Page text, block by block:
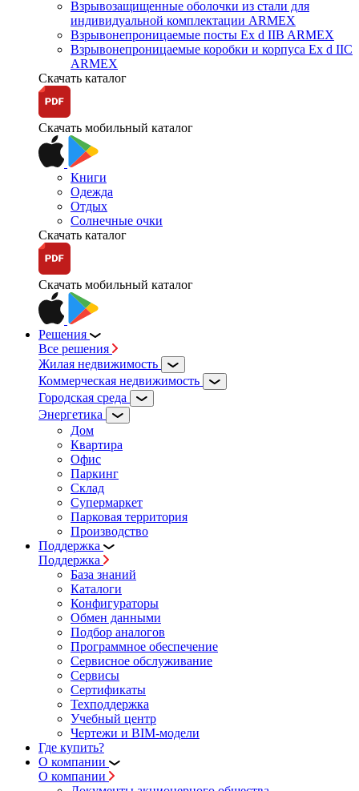
Взрывозащищенные оболочки из стали для
индивидуальной комплектации ARMEX
Взрывонепроницаемые посты Ex d IIB ARMEX
Взрывонепроницаемые коробки и корпуса Ex d IIС
ARMEX
Скачать каталог
Скачать мобильный каталог
Книги
Одежда
Отдых
Солнечные очки
Скачать каталог
Скачать мобильный каталог
Решения
Все решения
Жилая недвижимость
Коммерческая недвижимость
Городская среда
Энергетика
Дом
Квартира
Офис
Паркинг
Склад
Супермаркет
Парковая территория
Производство
Поддержка
Поддержка
База знаний
Каталоги
Конфигураторы
Обмен данными
Подбор аналогов
Программное обеспечение
Сервисное обслуживание
Сервисы
Сертификаты
Техподдержка
Учебный центр
Чертежи и BIM-модели
Где купить?
О компании
О компании